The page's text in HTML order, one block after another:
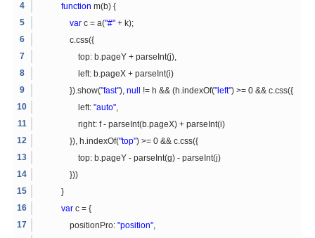
function m(b) {
var c = a("#" + k);
c.css({
top: b.pageY + parseInt(j),
left: b.pageX + parseInt(i)
}).show("fast"),null != h && (h.indexOf("left") >= 0 && c.css({
left:"auto"
right: f - parseInt(b.pageX) + parseInt(i)
}), h.indexOf("top") >= 0 && c.css({
top: b.pageY - parseInt(g) - parseInt(j)
}))
}
var c = {
positionPro:"position"